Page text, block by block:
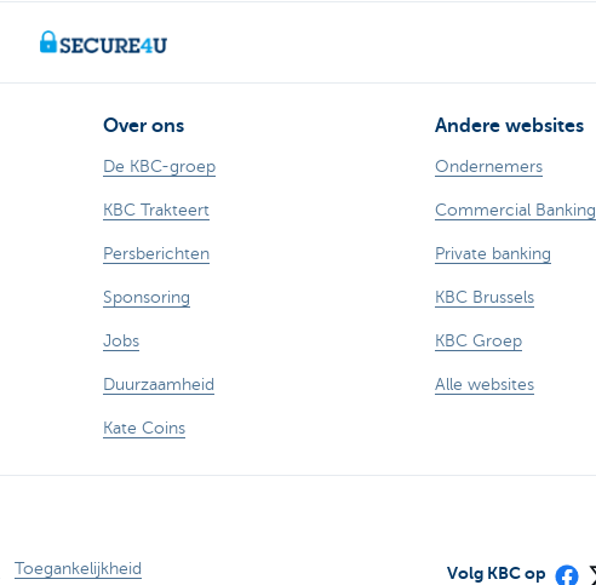
Over ons
De KBC-groep
KBC Trakteert
Persberichten
Sponsoring
Jobs
Duurzaamheid
Kate Coins
Andere websites
Ondernemers
Commercial Banking
Private banking
KBC Brussels
KBC Groep
Alle websites
Toegankelijkheid Volg KBC op